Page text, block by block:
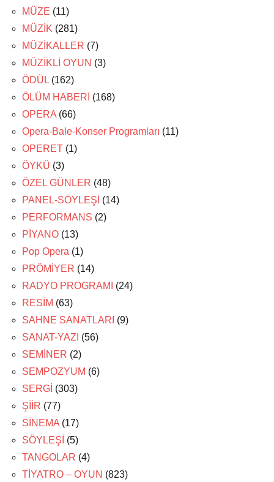
MÜZE (11)
MÜZİK (281)
MÜZİKALLER (7)
MÜZİKLİ OYUN (3)
ÖDÜL (162)
ÖLÜM HABERİ (168)
OPERA (66)
Opera-Bale-Konser Programları (11)
OPERET (1)
ÖYKÜ (3)
ÖZEL GÜNLER (48)
PANEL-SÖYLEŞİ (14)
PERFORMANS (2)
PİYANO (13)
Pop Opera (1)
PRÖMİYER (14)
RADYO PROGRAMI
(24)
RESİM (63)
SAHNE SANATLARI (9)
SANAT-YAZI (56)
SEMİNER (2)
SEMPOZYUM (6)
SERGİ (303)
ŞİİR (77)
SİNEMA (17)
SÖYLEŞİ (5)
TANGOLAR (4)
TİYATRO – OYUN (823)